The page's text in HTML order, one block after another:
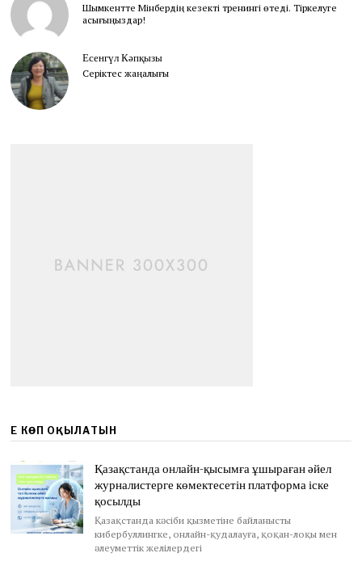
Шымкентте Мінбердің кезекті тренингі өтеді. Тіркелуге
асығыңыздар!
Есенгүл Кәпқызы
Серіктес жаңалығы
ЕҢ КӨП ОҚЫЛАТЫН
Қазақстанда онлайн-қысымға ұшыраған әйел
журналистерге көмектесетін платформа іске
қосылды
Қазақстанда кәсіби қызметіне байланысты
кибербуллингке, онлайн-қудалауға, қоқан-лоқы мен
әлеуметтік желілердегі